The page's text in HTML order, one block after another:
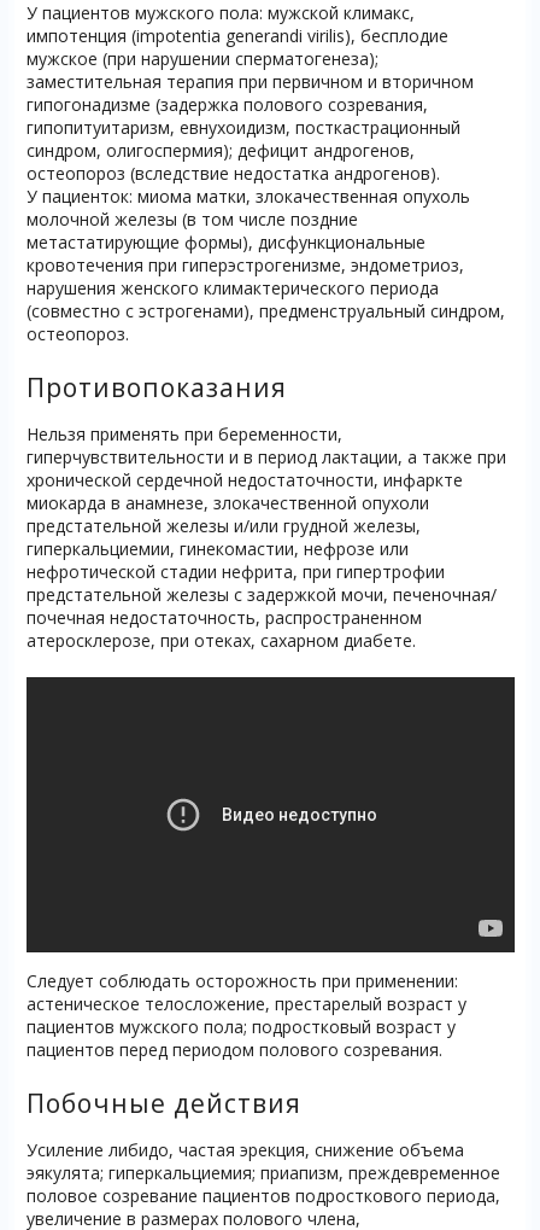
У пациентов мужского пола: мужской климакс,
импотенция (impotentia generandi virilis), бесплодие
мужское (при нарушении сперматогенеза);
заместительная терапия при первичном и вторичном
гипогонадизме (задержка полового созревания,
гипопитуитаризм, евнухоидизм, посткастрационный
синдром, олигоспермия); дефицит андрогенов,
остеопороз (вследствие недостатка андрогенов).
У пациенток: миома матки, злокачественная опухоль
молочной железы (в том числе поздние
метастатирующие формы), дисфункциональные
кровотечения при гиперэстрогенизме, эндометриоз,
нарушения женского климактерического периода
(совместно с эстрогенами), предменструальный синдром,
остеопороз.
Противопоказания
Нельзя применять при беременности,
гиперчувствительности и в период лактации, а также при
хронической сердечной недостаточности, инфаркте
миокарда в анамнезе, злокачественной опухоли
предстательной железы и/или грудной железы,
гиперкальциемии, гинекомастии, нефрозе или
нефротической стадии нефрита, при гипертрофии
предстательной железы с задержкой мочи, печеночная/
почечная недостаточность, распространенном
атеросклерозе, при отеках, сахарном диабете.
Следует соблюдать осторожность при применении:
астеническое телосложение, престарелый возраст у
пациентов мужского пола; подростковый возраст у
пациентов перед периодом полового созревания.
Побочные действия
Усиление либидо, частая эрекция, снижение объема
эякулята; гиперкальциемия; приапизм, преждевременное
половое созревание пациентов подросткового периода,
увеличение в размерах полового члена,